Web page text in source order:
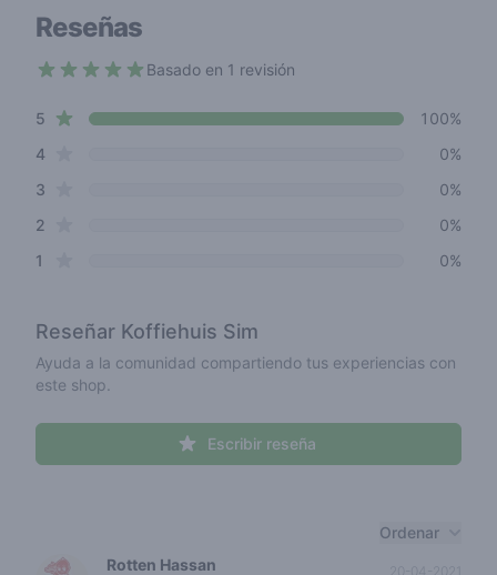
Reseñas
Basado en 1 revisión
Review data
5 star reviews
100%
4star reviews
0%
3
0%
2
0%
1
0%
Reseñar Koffiehuis Sim
Ayuda a la comunidad compartiendo tus experiencias con
este shop.
Escribir reseña
Ordenar
Rotten Hassan